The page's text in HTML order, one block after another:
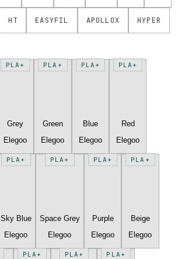
HT EASYFIL APOLLOX HYPER
PLA+
Grey
Elegoo
PLA+
Green
Elegoo
PLA+
Blue
Elegoo
PLA+
Red
Elegoo
PLA+
Sky Blue
Elegoo
PLA+
Space Grey
Elegoo
PLA+
Purple
Elegoo
PLA+
Beige
Elegoo
PLA+ PLA+ PLA+